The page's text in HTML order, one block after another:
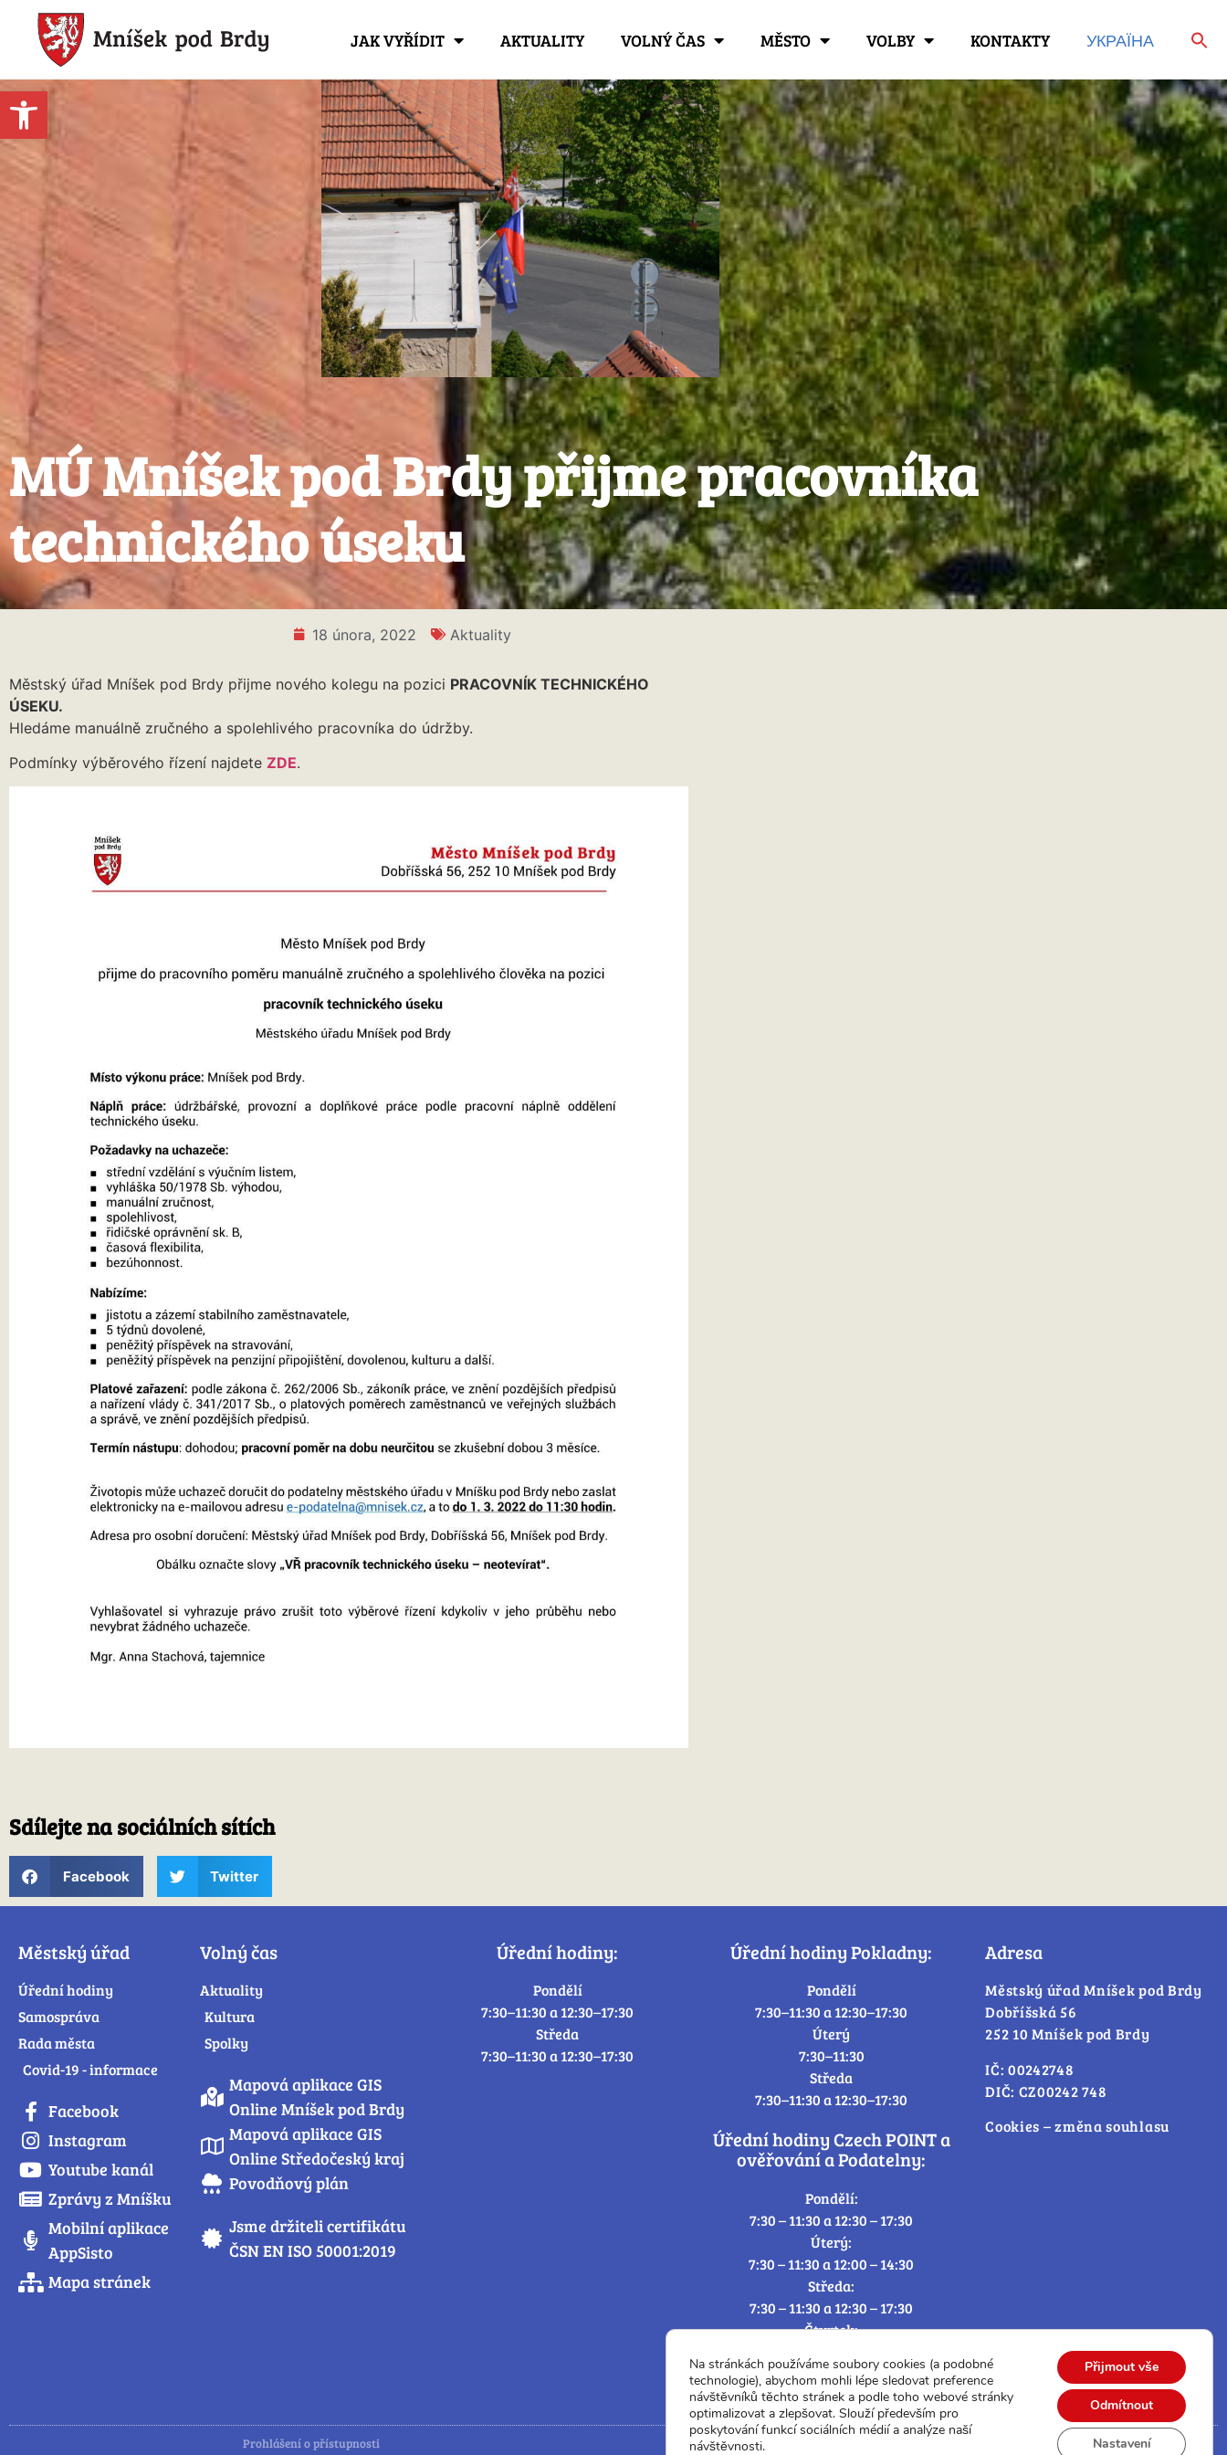
Open toolbar
JAK VYŘÍDIT AKTUALITY VOLNÝ ČAS MĚSTO VOLBY KONTAKTY УКРАЇНА
MÚ Mníšek pod Brdy přijme pracovníka
technického úseku
18 února, 2022 Aktuality
Městský úřad Mníšek pod Brdy přijme nového kolegu na pozici PRACOVNÍK TECHNICKÉHO
ÚSEKU.
Hledáme manuálně zručného a spolehlivého pracovníka do údržby.
Podmínky výběrového řízení najdete ZDE.
Sdílejte na sociálních sítích
Facebook Twitter
Městský úřad
Úřední hodiny
Samospráva
Rada města
Covid-19 - informace
Facebook
Instagram
Youtube kanál
Zprávy z Mníšku
Mobilní aplikace
AppSisto
Mapa stránek
Volný čas
Aktuality
Kultura
Spolky
Mapová aplikace GIS
Online Mníšek pod Brdy
Mapová aplikace GIS
Online Středočeský kraj
Povodňový plán
Jsme držiteli certifikátu
ČSN EN ISO 50001:2019
Úřední hodiny:
Pondělí
7:30–11:30 a 12:30–17:30
Středa
7:30–11:30 a 12:30–17:30
Úřední hodiny Pokladny:
Pondělí
7:30–11:30 a 12:30–17:30
Úterý
7:30–11:30
Středa
7:30–11:30 a 12:30–17:30
Úřední hodiny Czech POINT a
ověřování a Podatelny:
Pondělí:
7:30 – 11:30 a 12:30 – 17:30
Úterý:
7:30 – 11:30 a 12:00 – 14:30
Středa:
7:30 – 11:30 a 12:30 – 17:30
Čtvrtek:
Pátek:
7:30 – 12:30
Adresa
Městský úřad Mníšek pod Brdy
Dobříšská 56
252 10 Mníšek pod Brdy
IČ: 00242748
DIČ: CZ00242 748
Cookies – změna souhlasu
Prohlášení o přístupnosti
Na stránkách používáme soubory cookies (a podobné
technologie), abychom mohli lépe sledovat preference
návštěvníků těchto stránek a podle toho webové stránky
optimalizovat a zlepšovat. Slouží především pro
poskytování funkcí sociálních médií a analýze naší
návštěvnosti.
Přijmout vše
Odmítnout
Nastavení